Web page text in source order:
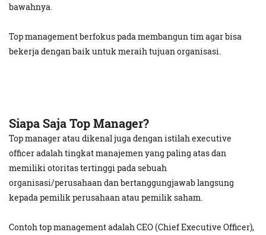
bawahnya.
Top management berfokus pada membangun tim agar bisa
bekerja dengan baik untuk meraih tujuan organisasi.
Siapa Saja Top Manager?
Top manager atau dikenal juga dengan istilah executive
officer adalah tingkat manajemen yang paling atas dan
memiliki otoritas tertinggi pada sebuah
organisasi/perusahaan dan bertanggungjawab langsung
kepada pemilik perusahaan atau pemilik saham.
Contoh top management adalah CEO (Chief Executive Officer),